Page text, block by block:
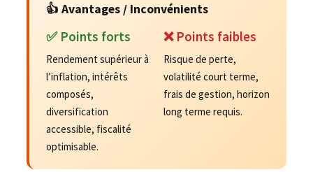
👍 Avantages / Inconvénients
✅ Points forts
Rendement supérieur à
l’inflation, intérêts
composés,
diversification
accessible, fiscalité
optimisable.
❌ Points faibles
Risque de perte,
volatilité court terme,
frais de gestion, horizon
long terme requis.